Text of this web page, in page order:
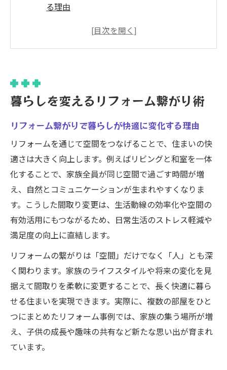
る理由
リフォームきっかけアンケートで見えた繋
ーション術
リフォーム部屋をつなげる工夫と満足度向
上の秘訣
リビングと和室を一体化する方法
リフォームで叶えるリビングと和室の一体
化手順
リフォームで仕切りをなくす際の繋がりの
工夫
リフォーム横洋室つなげる発想のポイント
とは
リフォーム実例に学ぶ和室一体化の注意点
仕切りリフォームで変わる部屋の繋がりと
快適さ
繋がりを重視したリフォーム計画の極意
リフォーム繋がりを考えた間取り計画の作
暮らしを変えるリフォーム繋がり術
リフォーム繋がりで暮らしが快適に変化する理由
リフォームを通じて空間をつなげることで、住まいの快
適さは大きく向上します。例えばリビングと和室を一体
化することで、家族全員が同じ空間で過ごす時間が増
え、自然とコミュニケーションが生まれやすくなりま
す。こうした間取り変更は、生活動線の効率化や空間の
有効活用にもつながるため、日常生活のストレス軽減や
満足度の向上に直結します。
リフォームの繋がりは「空間」だけでなく「人」とも深
く関わります。家族のライフスタイルや将来の変化を見
据えて間取りを柔軟に変更することで、長く快適に暮ら
せる住まいを実現できます。実際に、複数の部屋をひと
つにまとめたリフォーム事例では、家族の集う場所が増
え、子供の成長や趣味の共有など新たな思い出が育まれ
ています。